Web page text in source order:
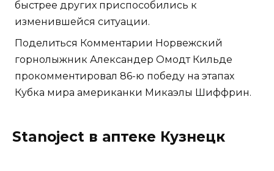
быстрее других приспособились к
изменившейся ситуации.
Поделиться Комментарии Норвежский
горнолыжник Александер Омодт Кильде
прокомментировал 86-ю победу на этапах
Кубка мира американки Микаэлы Шиффрин.
Stanoject в аптеке Кузнецк